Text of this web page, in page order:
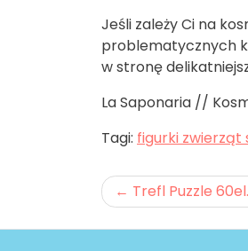
Jeśli zależy Ci na
problematycznych
w stronę
La Saponaria //
Tagi: figurki zwierząt
Nawigacja
wpisu
Trefl Puzzle